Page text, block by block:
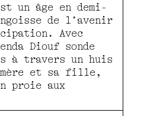
un âge en demi-
de l’avenir
Avec
Diouf sonde
à travers un huis
et sa fille,
proie aux